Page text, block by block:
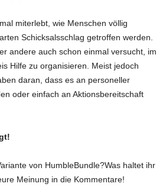
miterlebt, wie Menschen völlig
Schicksalsschlag getroffen werden.
andere auch schon einmal versucht, im
Hilfe zu organisieren. Meist jedoch
daran, dass es an personeller
oder einfach an Aktionsbereitschaft
von HumbleBundle?Was haltet ihr
Meinung in die Kommentare!